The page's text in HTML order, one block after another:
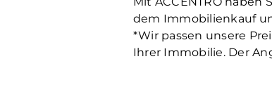
dem Immobilienkauf
*Wir passen unsere
Ihrer Immobilie. Der